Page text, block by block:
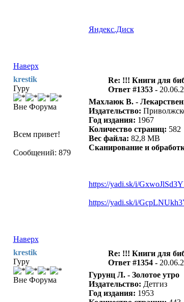
Яндекс.Диск
Наверх
krestik
Гуру
Вне Форума
Всем привет!
Сообщений: 879
Re: !!! Книги для
Ответ #1353 -
Махлаюк В. -
Издательство:
Год издания: 1967
Количество страниц: 582
Вес файла: 82,8 MB
Сканирование и
https://yadi.sk/i/
https://yadi.sk/i/
Наверх
krestik
Гуру
Вне Форума
Re: !!! Книги для
Ответ #1354 -
Гурунц Л. - Золотое утро
Издательство: Детгиз
Год издания: 1953